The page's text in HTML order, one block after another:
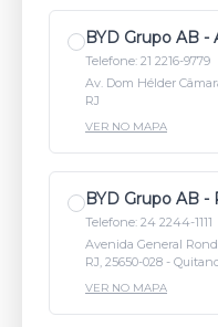
BYD Grupo AB -
Telefone: 21 2216-9779
Av. Dom Hélder
RJ
VER NO MAPA
BYD Grupo AB -
Telefone: 24 2244-1111
Avenida General
RJ, 25650-028 -
VER NO MAPA